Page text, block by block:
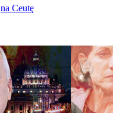
na Ceutę